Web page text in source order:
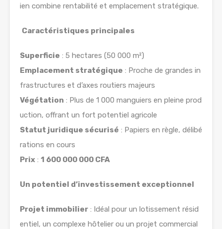
ien combine rentabilité et emplacement stratégique.
Caractéristiques principales
Superficie : 5 hectares (50 000 m²)
Emplacement stratégique : Proche de grandes in
frastructures et d’axes routiers majeurs
Végétation : Plus de 1 000 manguiers en pleine prod
uction, offrant un fort potentiel agricole
Statut juridique sécurisé : Papiers en règle, délibé
rations en cours
Prix : 1 600 000 000 CFA
Un potentiel d’investissement exceptionnel
Projet immobilier : Idéal pour un lotissement résid
entiel, un complexe hôtelier ou un projet commercial